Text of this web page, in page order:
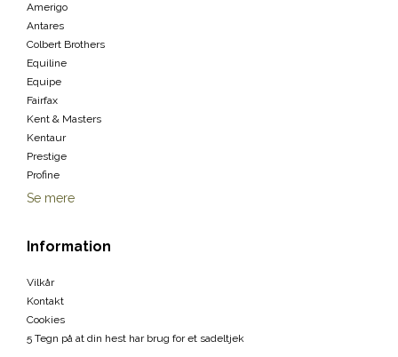
Amerigo
Antares
Colbert Brothers
Equiline
Equipe
Fairfax
Kent & Masters
Kentaur
Prestige
Profine
Se mere
Information
Vilkår
Kontakt
Cookies
5 Tegn på at din hest har brug for et sadeltjek